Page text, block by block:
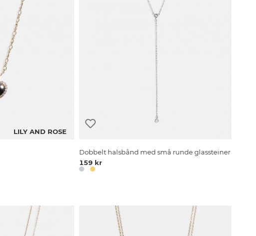
LILY AND ROSE
Dobbelt halsbånd med små runde glassteiner
159 kr